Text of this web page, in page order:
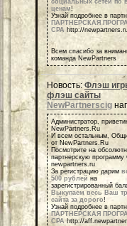
социальных сетей по
ценам!
Узнай подробнее в
ПАРТНЕРСКАЯ
СРА http://
Всем спасибо за
команда NewPartners
Новость:Флэш
флэш сайты
NewPartnerscig
Администратор,
NewPartners.Ru
И всем остальным,
от NewPartners.Ru
Посмотрите на
партнерскую
newpartners.ru
За регистрацию дарим
500 рублей на
зарегистрированный
Выкупаем весь Ваш
сайта за дорого!
Узнай подробнее в
ПАРТНЕРСКАЯ
СРА http://